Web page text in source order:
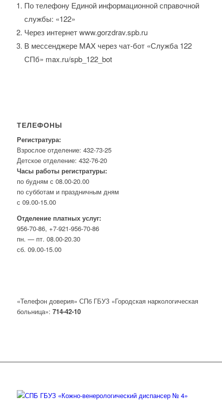
По телефону Единой информационной справочной
службы: «122»
Через интернет www.gorzdrav.spb.ru
В мессенджере MAX через чат-бот «Служба 122
СПб» max.ru/spb_122_bot
ТЕЛЕФОНЫ
Регистратура:
Взрослое отделение: 432-73-25
Детское отделение: 432-76-20
Часы работы регистратуры:
по будням с 08.00-20.00
по субботам и праздничным дням
с 09.00-15.00
Отделение платных услуг:
956-70-86, +7-921-956-70-86
пн. — пт. 08.00-20.30
сб. 09.00-15.00
«Телефон доверия» СПб ГБУЗ «Городская наркологическая
больница»: 714-42-10